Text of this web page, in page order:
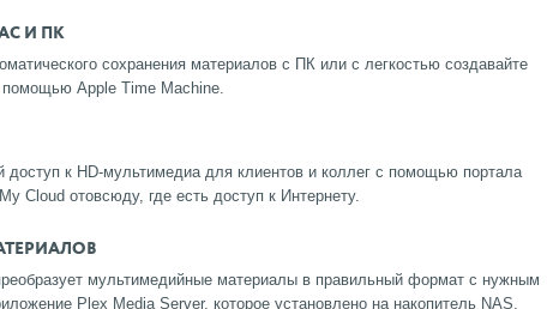
И ПК
сохранения материалов с ПК или с легкостью создавайте
Apple Time Machine.
доступ к HD-мультимедиа для клиентов и коллег с помощью портала
Cloud отовсюду, где есть доступ к Интернету.
мультимедийные материалы в правильный формат с нужным
Plex Media Server, которое установлено на накопитель NAS,